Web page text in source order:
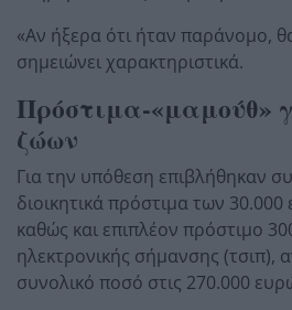
«Αν ήξερα ότι ήταν παράνομο,
σημειώνει χαρακτηριστικά.
Πρόστιμα-«μαμούθ»
ζώων
Για την υπόθεση επιβλήθηκαν
διοικητικά πρόστιμα των 30.000
καθώς και επιπλέον πρόστιμο
ηλεκτρονικής σήμανσης (τσιπ),
συνολικό ποσό στις 270.000